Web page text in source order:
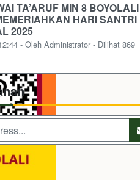
TA’ARUF MIN 8 BOYOLALI
HARI SANTRI
2025
- Oleh Administrator - Dilihat 869